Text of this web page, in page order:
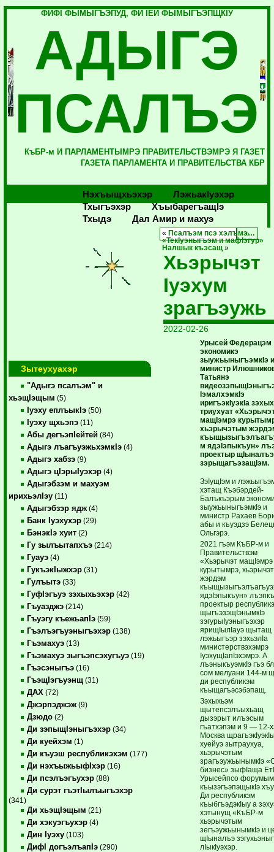
ФИФI ФЫМЫГЪЭПУД, ФИ IЕЙ ФЫМЫГЪЭПЩКIУ
АДЫГЭ
ПСАЛЪЭ
КъБР-м И ПАРЛАМЕНТЫМРЭ ПРАВИТЕЛЬСТВЭМРЭ Я ГАЗЕТ
ГАЗЕТА ПАРЛАМЕНТА И ПРАВИТЕЛЬСТВА КБР
Нэхъыщхьэхэр
Лэжьакlуэхэр
Тхыгъэхэр
Хъыбарегъащlэ
Тхыдэ
Дал Амир и махуэ
Зытеухуахэр
"Адыгэ псалъэм" и
хьэщIэщым (5)
Iуэху еплъыкIэ (50)
Iуэху щхьэпэ (11)
Абы дегъэпIейтей (84)
Адыгэ лъагъуэжьхэмкIэ (4)
Адыгэ хабзэ (9)
Адыгэ цIэрыIуэхэр (4)
Адыгэбзэм и махуэм
ирихьэлIэу (11)
Адыгэбзэр ядж (4)
Банк Iуэхухэр (29)
БэнэкIэ хуит (2)
Гу зылъытапхъэ (214)
Гуауэ (4)
ГукъэкIыжхэр (31)
Гулъытэ (33)
ГуфIэгъуэ зэхыхьэхэр (42)
Гъуазджэ (214)
Гъуэгу къежьапIэ (59)
Гъэлъэгъуэныгъэхэр (138)
Гъэмахуэ (13)
Гъэмахуэ зыгъэпсэхугъуэ (19)
Гъэсэныгъэ (16)
ГъэщIэгъуэнщ (31)
ДАХ (72)
Джэрпэджэж (9)
Дзюдо (2)
Ди зэпыщIэныгъэхэр (34)
Ди куейхэм (1)
Ди къуэш республикэхэм (177)
Ди нэхъыжьыфIхэр (16)
Ди псэлъэгъухэр (88)
Ди сурэт гъэтIылъыгъэхэр
(341)
Ди хьэщIэщым (21)
Ди хэкуэгъухэр (4)
Дин Iуэху (103)
ДифI догъэлъапIэ (290)
« Псалъэм псэ хэлъмэ…
«ТекIуэныгъэм и мафIэгур»
Налшык къэсащ »
Хьэрычэт
Iуэхум
зрагъэужь
2022-02-26
Урысей Федерацэм
экономикэ
зыужьыныгъэмкIэ
министр
Татьянэ
IэмалхэмкIэ
иригъэкIуэкIа
триухуат
мащIэмрэ
хьэрычэтым
м ядэIэпыкъун»
проектыр
зэрыщагъэзащIэм.
ЗэIущIэм и
хэтащ Къэбэрдей-
Балъкъэрым
зыужьыныгъэмкIэ и
министр Рахаев
абы и къуэдзэ
Ольгэрэ.
2021 гъэм КъБР-м и
Правительствэм
«Хьэрычэт мащIэмрэ
курытымрэ,
жэрдэм
ядэIэпыкъун»
проектыр
щыгъэзэщIэнымкIэ
зэгурыIуэныгъэхэр
ярищIылIауэ щытащ
лэжьыгъэр зэхьэлIа
министерствэхэмрэ
IуэхущIапIэхэмрэ. А
лъэныкъуэмкIэ гъэ
сом мелуани 144-м
ди республикэм
къыщагъэсэбэпащ.
Зэхыхьэм
щытепсэлъыхьащ
дызэрыт илъэсым
гъатхэпэм и 9 — 12-
Москва
хуейуэ зытраухуа,
хьэрычэтым
зрагъэужьынымкIэ
бизнес» зыфIаща
Урысейпсо
къызэгъэпэщыкIэ
Ди республикэм
къыбгъэдэкIыу а
хэтынущ «КъБР-м
хьэрычэтым
зегъэужьынымкIэ и
щIыналъэ
лIыкIуэхэр.